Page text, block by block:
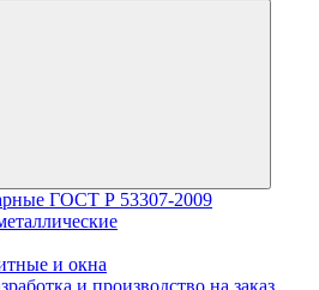
ГОСТ Р 53307-2009
и окна